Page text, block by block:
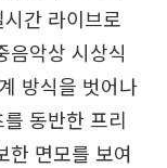
간 라이브로
음악상 시상식
방식을 벗어나
동반한 프리
한 면모를 보여